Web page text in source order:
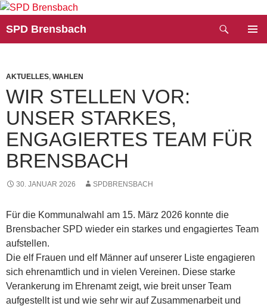
Zum
springen
SPD Brensbach
AKTUELLES, WAHLEN
WIR STELLEN VOR:
UNSER STARKES,
ENGAGIERTES TEAM FÜR
BRENSBACH
30. JANUAR 2026 SPDBRENSBACH
Für die Kommunalwahl am 15. März 2026 konnte die
Brensbacher SPD wieder ein starkes und engagiertes Team
aufstellen.
Die elf Frauen und elf Männer auf unserer Liste engagieren
sich ehrenamtlich und in vielen Vereinen. Diese starke
Verankerung im Ehrenamt zeigt, wie breit unser Team
aufgestellt ist und wie sehr wir auf Zusammenarbeit und